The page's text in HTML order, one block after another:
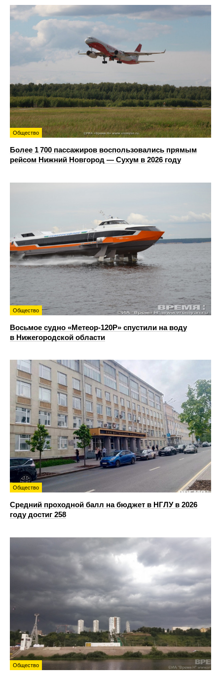
Общество
Более 1 700 пассажиров воспользовались прямым
рейсом Нижний Новгород — Сухум в 2026 году
Общество
Восьмое судно «Метеор-120Р» спустили на воду
в Нижегородской области
Общество
Средний проходной балл на бюджет в НГЛУ в 2026
году достиг 258
Общество